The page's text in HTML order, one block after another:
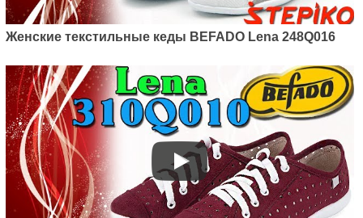
Женские текстильные кеды BEFADO Lena 248Q016